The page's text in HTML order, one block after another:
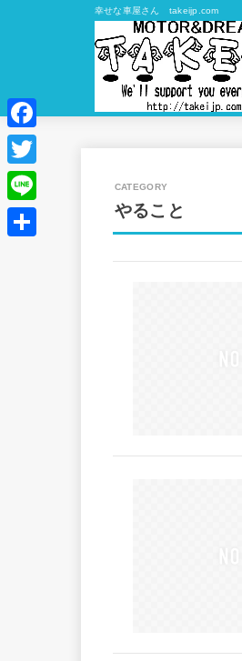
幸せな車屋さん takeijp.com
やること
Facebook
Twitter
Line